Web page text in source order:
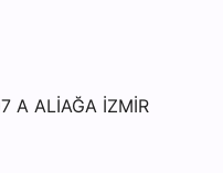
A ALİAĞA İZMİR